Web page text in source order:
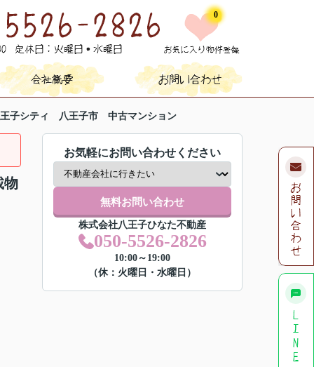
0
子シティ 八王子市 中古マンション
物
お気軽にお問い合わせください
無料お問い合わせ
株式会社八王子ひなた不動産
050-5526-2826
10:00～19:00
（休：火曜日・水曜日）